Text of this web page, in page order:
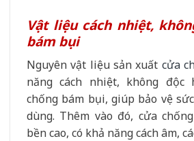
Vật liệu cách nhiệt,
bám bụi
Nguyên vật liệu sản xuất cửa
năng cách nhiệt, không độc
chống bám bụi, giúp bảo vệ
dùng. Thêm vào đó, cửa
bền cao, có khả năng cách âm,